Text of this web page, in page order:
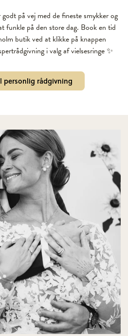
på vej med de fineste smykker og
funkle på den store dag. Book en tid
butik ved at klikke på knappen
i valg af vielsesringe ✨
personlig rådgivning